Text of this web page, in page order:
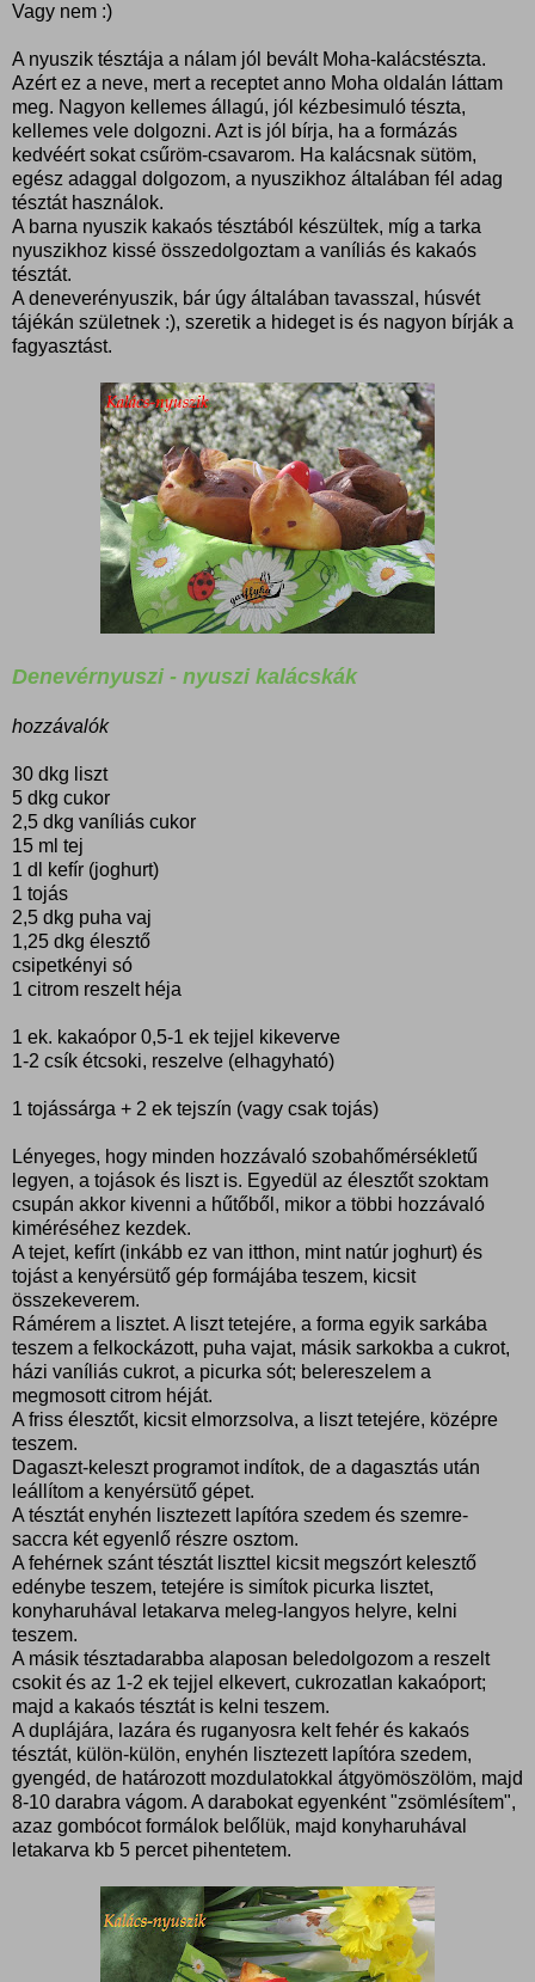
Vagy nem :)
A nyuszik tésztája a nálam jól bevált Moha-kalácstészta.
Azért ez a neve, mert a receptet anno Moha oldalán láttam
meg. Nagyon kellemes állagú, jól kézbesimuló tészta,
kellemes vele dolgozni. Azt is jól bírja, ha a formázás
kedvéért sokat csűröm-csavarom. Ha kalácsnak sütöm,
egész adaggal dolgozom, a nyuszikhoz általában fél adag
tésztát használok.
A barna nyuszik kakaós tésztából készültek, míg a tarka
nyuszikhoz kissé összedolgoztam a vaníliás és kakaós
tésztát.
A deneverényuszik, bár úgy általában tavasszal, húsvét
tájékán születnek :), szeretik a hideget is és nagyon bírják a
fagyasztást.
Denevérnyuszi - nyuszi kalácskák
hozzávalók
30 dkg liszt
5 dkg cukor
2,5 dkg vaníliás cukor
15 ml tej
1 dl kefír (joghurt)
1 tojás
2,5 dkg puha vaj
1,25 dkg élesztő
csipetkényi só
1 citrom reszelt héja
1 ek. kakaópor 0,5-1 ek tejjel kikeverve
1-2 csík étcsoki, reszelve (elhagyható)
1 tojássárga + 2 ek tejszín (vagy csak tojás)
Lényeges, hogy minden hozzávaló szobahőmérsékletű
legyen, a tojások és liszt is. Egyedül az élesztőt szoktam
csupán akkor kivenni a hűtőből, mikor a többi hozzávaló
kiméréséhez kezdek.
A tejet, kefírt (inkább ez van itthon, mint natúr joghurt) és
tojást a kenyérsütő gép formájába teszem, kicsit
összekeverem.
Rámérem a lisztet. A liszt tetejére, a forma egyik sarkába
teszem a felkockázott, puha vajat, másik sarkokba a cukrot,
házi vaníliás cukrot, a picurka sót; belereszelem a
megmosott citrom héját.
A friss élesztőt, kicsit elmorzsolva, a liszt tetejére, középre
teszem.
Dagaszt-keleszt programot indítok, de a dagasztás után
leállítom a kenyérsütő gépet.
A tésztát enyhén lisztezett lapítóra szedem és szemre-
saccra két egyenlő részre osztom.
A fehérnek szánt tésztát liszttel kicsit megszórt kelesztő
edénybe teszem, tetejére is simítok picurka lisztet,
konyharuhával letakarva meleg-langyos helyre, kelni
teszem.
A másik tésztadarabba alaposan beledolgozom a reszelt
csokit és az 1-2 ek tejjel elkevert, cukrozatlan kakaóport;
majd a kakaós tésztát is kelni teszem.
A duplájára, lazára és ruganyosra kelt fehér és kakaós
tésztát, külön-külön, enyhén lisztezett lapítóra szedem,
gyengéd, de határozott mozdulatokkal átgyömöszölöm, majd
8-10 darabra vágom. A darabokat egyenként "zsömlésítem",
azaz gombócot formálok belőlük, majd konyharuhával
letakarva kb 5 percet pihentetem.